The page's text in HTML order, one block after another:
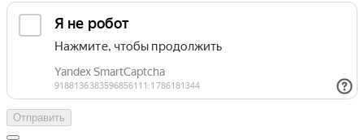
Отправить